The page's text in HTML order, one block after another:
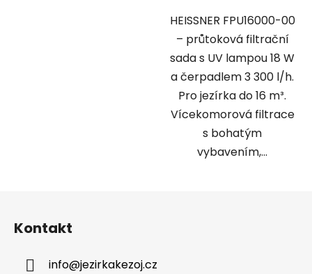
HEISSNER FPU16000-00
– průtoková filtrační
sada s UV lampou 18 W
a čerpadlem 3 300 l/h.
Pro jezírka do 16 m³.
Vícekomorová filtrace
s bohatým
vybavením,...
Kontakt
info@jezirkakezoj.cz